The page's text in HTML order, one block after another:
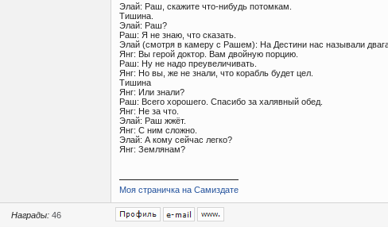
Элай: Раш, скажите что-нибудь потомкам.
Тишина.
Элай: Раш?
Раш: Я не знаю, что сказать.
Элай (смотря в камеру с Рашем): На Дестини нас называли
Янг: Вы герой доктор. Вам двойную порцию.
Раш: Ну не надо преувеличивать.
Янг: Но вы, же не знали, что корабль будет цел.
Тишина
Янг: Или знали?
Раш: Всего хорошего. Спасибо за халявный обед.
Янг: Не за что.
Элай: Раш жжёт.
Янг: С ним сложно.
Элай: А кому сейчас легко?
Янг: Землянам?
Моя страничка на Самиздате
Награды: 46